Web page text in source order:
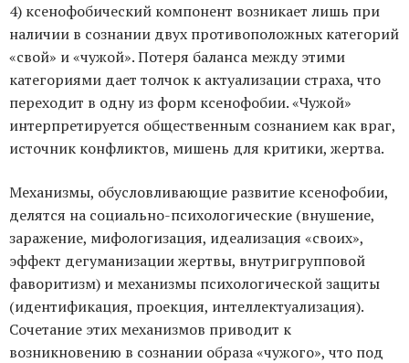
4) ксенофобический компонент возникает лишь при
наличии в сознании двух противоположных категорий
«свой» и «чужой». Потеря баланса между этими
категориями дает толчок к актуализации страха, что
переходит в одну из форм ксенофобии. «Чужой»
интерпретируется общественным сознанием как враг,
источник конфликтов, мишень для критики, жертва.
Механизмы, обусловливающие развитие ксенофобии,
делятся на социально-психологические (внушение,
заражение, мифологизация, идеализация «своих»,
эффект дегуманизации жертвы, внутригрупповой
фаворитизм) и механизмы психологической защиты
(идентификация, проекция, интеллектуализация).
Сочетание этих механизмов приводит к
возникновению в сознании образа «чужого», что под